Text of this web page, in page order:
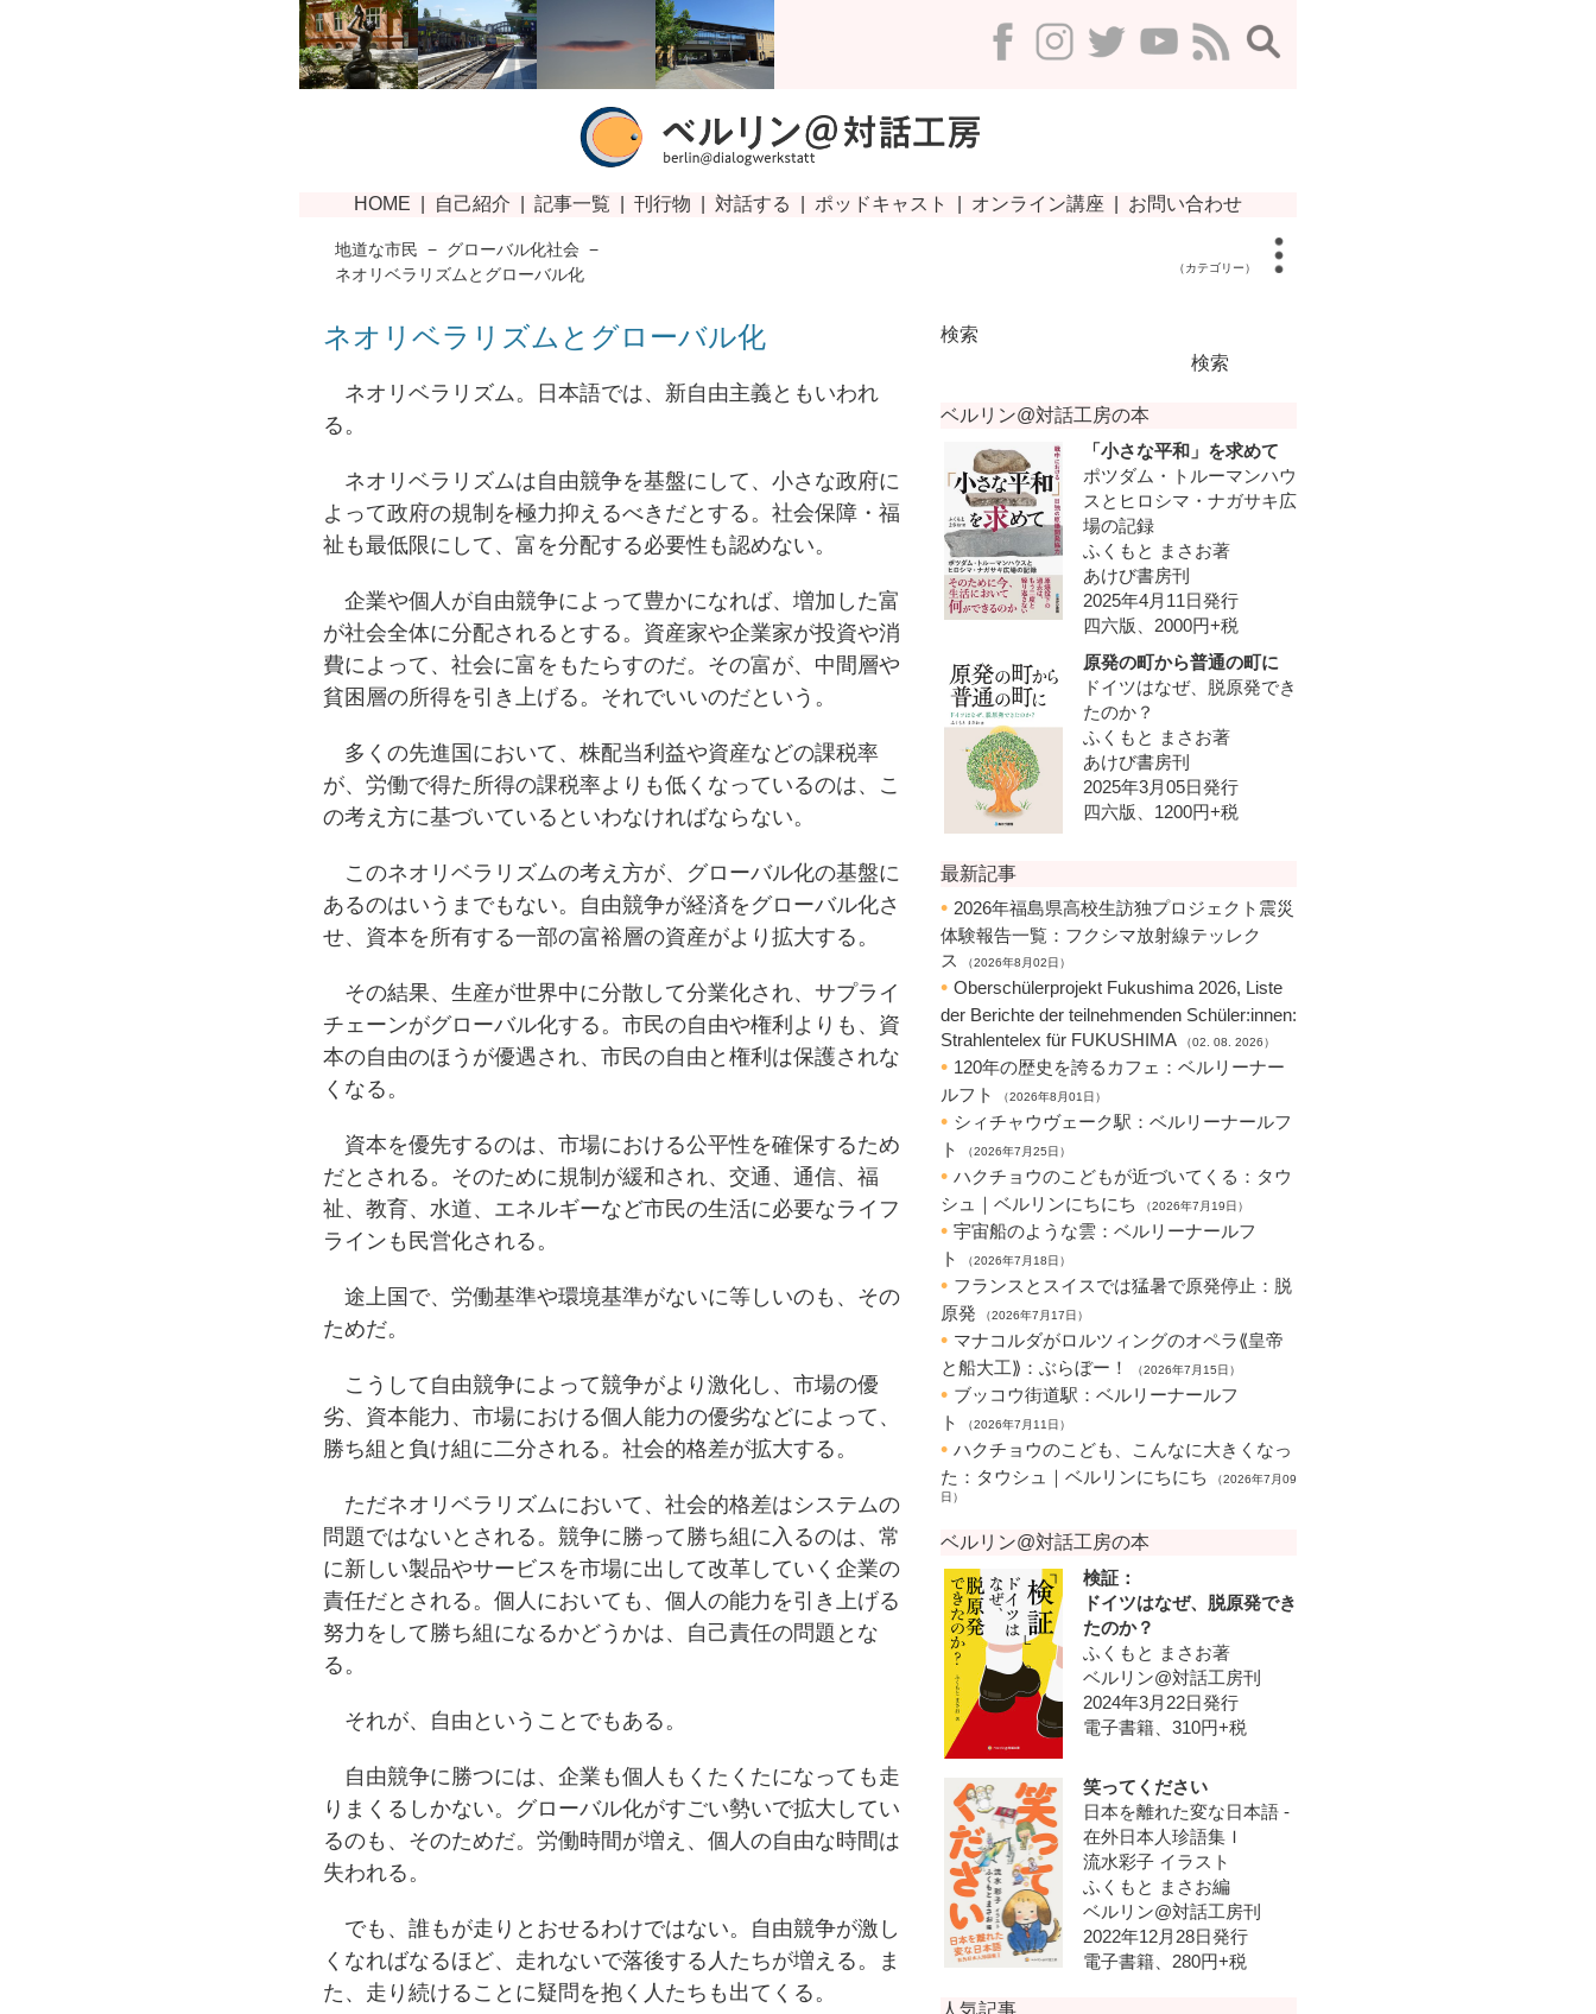
地道な市民 − グローバル化社会 −
ネオリベラリズムとグローバル化
（カテゴリー）
ネオリベラリズムとグローバル化
ネオリベラリズム。日本語では、新自由主義ともいわれ
る。
ネオリベラリズムは自由競争を基盤にして、小さな政府に
よって政府の規制を極力抑えるべきだとする。社会保障・福
祉も最低限にして、富を分配する必要性も認めない。
企業や個人が自由競争によって豊かになれば、増加した富
が社会全体に分配されるとする。資産家や企業家が投資や消
費によって、社会に富をもたらすのだ。その富が、中間層や
貧困層の所得を引き上げる。それでいいのだという。
多くの先進国において、株配当利益や資産などの課税率
が、労働で得た所得の課税率よりも低くなっているのは、こ
の考え方に基づいているといわなければならない。
このネオリベラリズムの考え方が、グローバル化の基盤に
あるのはいうまでもない。自由競争が経済をグローバル化さ
せ、資本を所有する一部の富裕層の資産がより拡大する。
その結果、生産が世界中に分散して分業化され、サプライ
チェーンがグローバル化する。市民の自由や権利よりも、資
本の自由のほうが優遇され、市民の自由と権利は保護されな
くなる。
資本を優先するのは、市場における公平性を確保するため
だとされる。そのために規制が緩和され、交通、通信、福
祉、教育、水道、エネルギーなど市民の生活に必要なライフ
ラインも民営化される。
途上国で、労働基準や環境基準がないに等しいのも、その
ためだ。
こうして自由競争によって競争がより激化し、市場の優
劣、資本能力、市場における個人能力の優劣などによって、
勝ち組と負け組に二分される。社会的格差が拡大する。
ただネオリベラリズムにおいて、社会的格差はシステムの
問題ではないとされる。競争に勝って勝ち組に入るのは、常
に新しい製品やサービスを市場に出して改革していく企業の
責任だとされる。個人においても、個人の能力を引き上げる
努力をして勝ち組になるかどうかは、自己責任の問題とな
る。
それが、自由ということでもある。
自由競争に勝つには、企業も個人もくたくたになっても走
りまくるしかない。グローバル化がすごい勢いで拡大してい
るのも、そのためだ。労働時間が増え、個人の自由な時間は
失われる。
でも、誰もが走りとおせるわけではない。自由競争が激し
くなればなるほど、走れないで落後する人たちが増える。ま
た、走り続けることに疑問を抱く人たちも出てくる。
検索
検索